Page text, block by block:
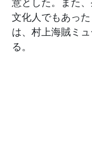
文化人でもあっ
は、村上海賊ミ
る。